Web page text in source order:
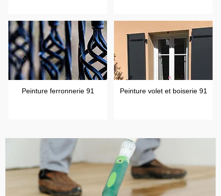
Peinture ferronnerie 91 Peinture volet et boiserie 91